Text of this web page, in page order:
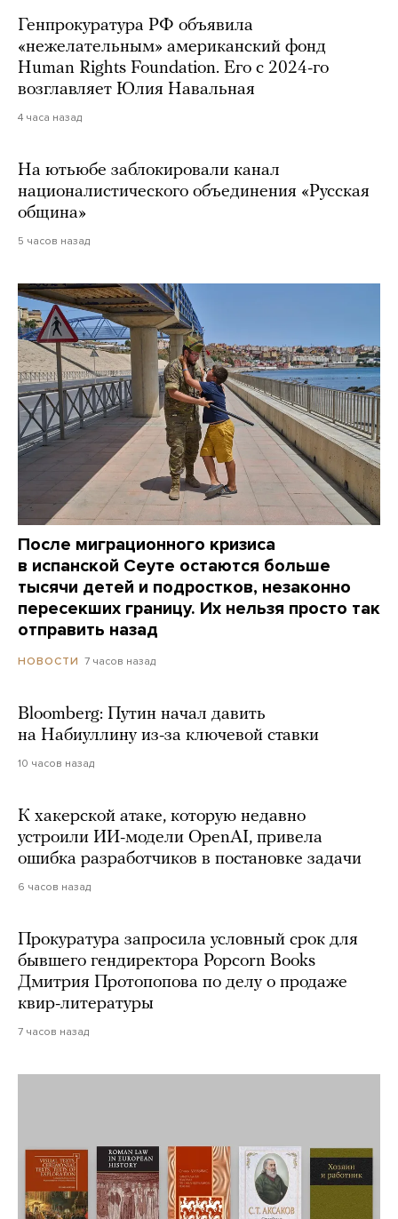
Генпрокуратура РФ объявила
«нежелательным» американский фонд
Human Rights Foundation. Его с 2024-го
возглавляет Юлия Навальная
4 часа назад
На ютьюбе заблокировали канал
националистического объединения «Русская
община»
5 часов назад
После миграционного кризиса
в испанской Сеуте остаются больше
тысячи детей и подростков, незаконно
пересекших границу. Их нельзя просто так
отправить назад
НОВОСТИ 7 часов назад
Bloomberg: Путин начал давить
на Набиуллину из-за ключевой ставки
10 часов назад
К хакерской атаке, которую недавно
устроили ИИ-модели OpenAI, привела
ошибка разработчиков в постановке задачи
6 часов назад
Прокуратура запросила условный срок для
бывшего гендиректора Popcorn Books
Дмитрия Протопопова по делу о продаже
квир-литературы
7 часов назад